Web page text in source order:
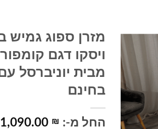
הוסף
למוצרים
שאהבתי
מזרן ספוג גמיש
ויסקו דגם
מבית יוניברסל
בחינם
החל מ-: 1,090.00 ₪